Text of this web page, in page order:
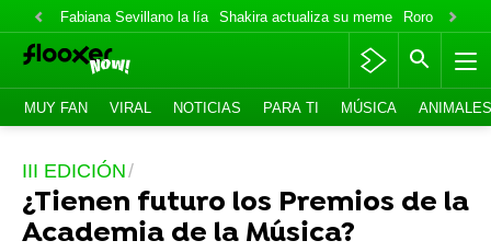
Fabiana Sevillano la lía Shakira actualiza su meme Roro lo niega
MUY FAN VIRAL NOTICIAS PARA TI MÚSICA ANIMALES
III EDICIÓN
¿Tienen futuro los Premios de la
Academia de la Música?